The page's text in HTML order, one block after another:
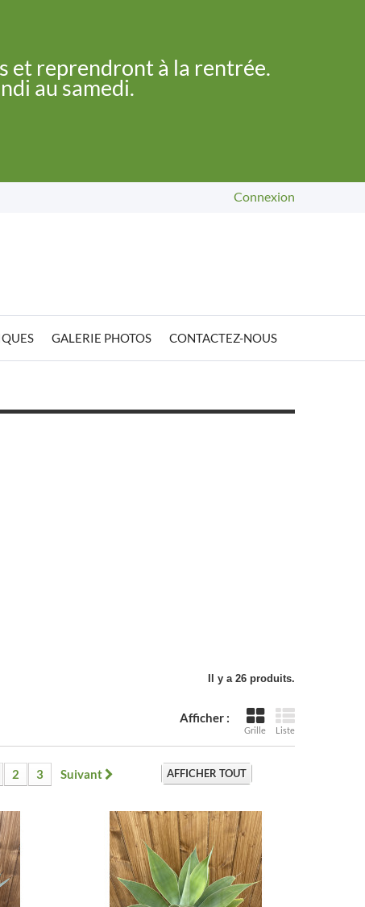
et reprendront à la rentrée.
au samedi.
Connexion
GALERIE PHOTOS CONTACTEZ-NOUS
Il y a 26 produits.
Afficher :
Grille Liste
AFFICHER TOUT
2 3 Suivant